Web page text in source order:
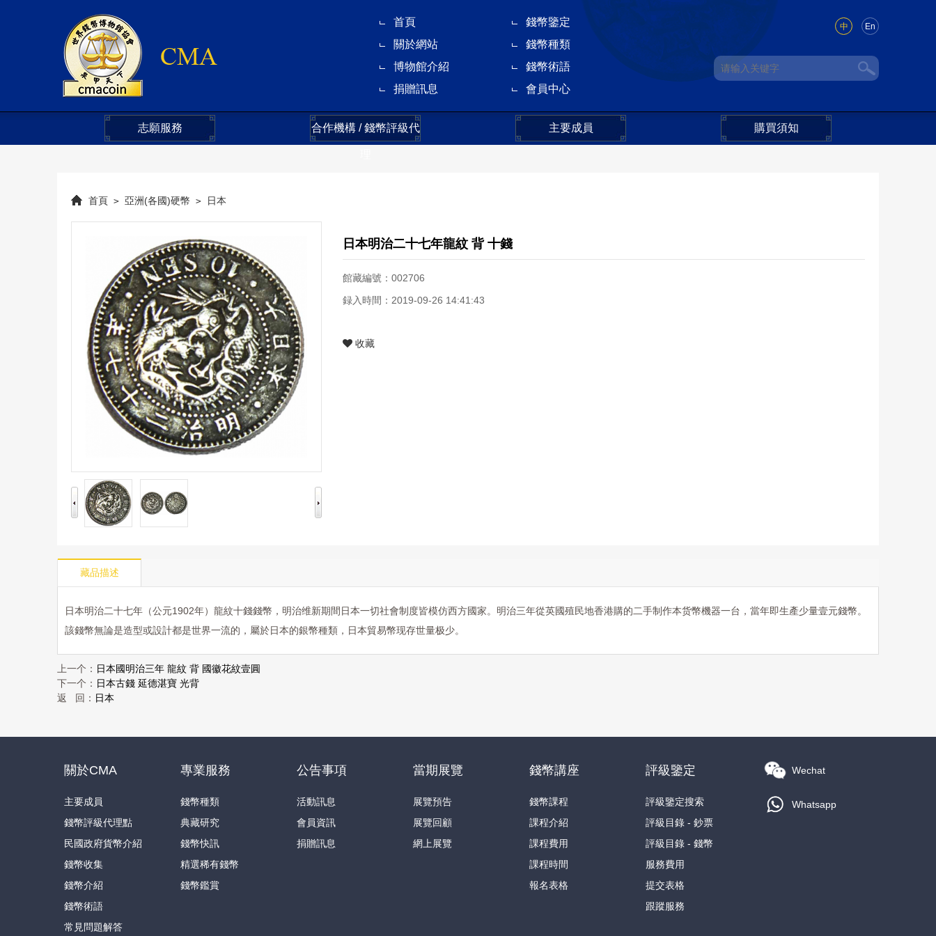
中 En
首頁
錢幣鑒定
關於網站
錢幣種類
博物館介紹
錢幣術語
捐贈訊息
會員中心
志願服務 合作機構 / 錢幣評級代 主要成員 購買須知
首頁 > 亞洲(各國)硬幣 > 日本
日本明治二十七年龍紋 背 十錢
館藏編號：002706
録入時間：2019-09-26 14:41:43
收藏
藏品描述
日本明治二十七年（公元1902年）龍紋十錢錢幣 ， 明治维新期間日本一切社會制度皆模仿西方國家。明治三年從英國殖民地香港購的二手制作本货幣機器一台，當年即生產少量壹元錢幣。
該錢幣無論是造型或設計都是世界一流的，屬於日本的銀幣種類，日本貿易幣现存世量极少。
上一个： 日本國明治三年 龍紋 背 國徽花紋壹圓
下一个： 日本古錢 延德湛寶 光背
返 回： 日本
關於CMA
主要成員
錢幣評級代理點
民國政府貨幣介紹
錢幣收集
錢幣介紹
錢幣術語
常見問題解答
專業服務
錢幣種類
典藏研究
錢幣快訊
精選稀有錢幣
錢幣鑑賞
公告事項
活動訊息
會員資訊
捐贈訊息
當期展覽
展覽預告
展覽回顧
網上展覽
錢幣講座
錢幣課程
課程介紹
課程費用
課程時間
報名表格
評級鑒定
評級鑒定搜索
評級目錄 - 鈔票
評級目錄 - 錢幣
服務費用
提交表格
跟蹤服務
Wechat
Whatsapp